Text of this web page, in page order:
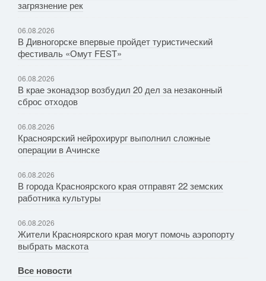
загрязнение рек
06.08.2026
В Дивногорске впервые пройдет туристический
фестиваль «Омут FEST»
06.08.2026
В крае эконадзор возбудил 20 дел за незаконный
сброс отходов
06.08.2026
Красноярский нейрохирург выполнил сложные
операции в Ачинске
06.08.2026
В города Красноярского края отправят 22 земских
работника культуры
06.08.2026
Жители Красноярского края могут помочь аэропорту
выбрать маскота
Все новости